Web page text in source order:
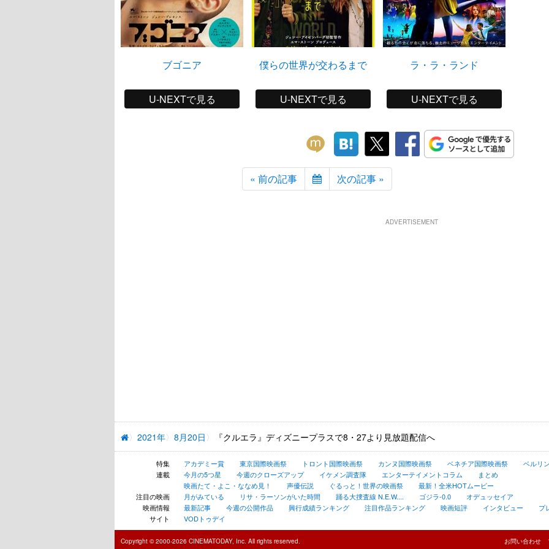
ブゴニア
U-NEXTで見る
僕らの世界が交わるまで
U-NEXTで見る
ラ・ラ・ランド
U-NEXTで見る
« 前の記事 次の記事 »
ADVERTISEMENT
2021年 8月20日 『クルエラ』ディズニープラスで8・27より見放題配信へ
特集 アカデミー賞 東京国際映画祭 トロント国際映画祭 カンヌ国際映画祭 ベネチア国際映画祭 ベルリ
連載
今月の5つ星 今週のクローズアップ イケメン調査隊 エンターテイメントコラム
まとめ
映画たて・よこ・ななめ見！
声優伝説 ぐるっと！世界の映画祭
最新！全米HOTムービー
注目の映画
月がみている リサ・ラーソンがいた時間 踊る大捜査線 N.E.W.... ゴジラ-0.0
オデュッセイア
映画情報
最新記事 今週の公開作品 興行成績ランキング 注目作品ランキング 映画短評 インタビュー
プ
サイト
VODトゥデイ
Copyright © 2000-2026 CINEMATODAY, Inc. All rights reserved. お問い合わせ